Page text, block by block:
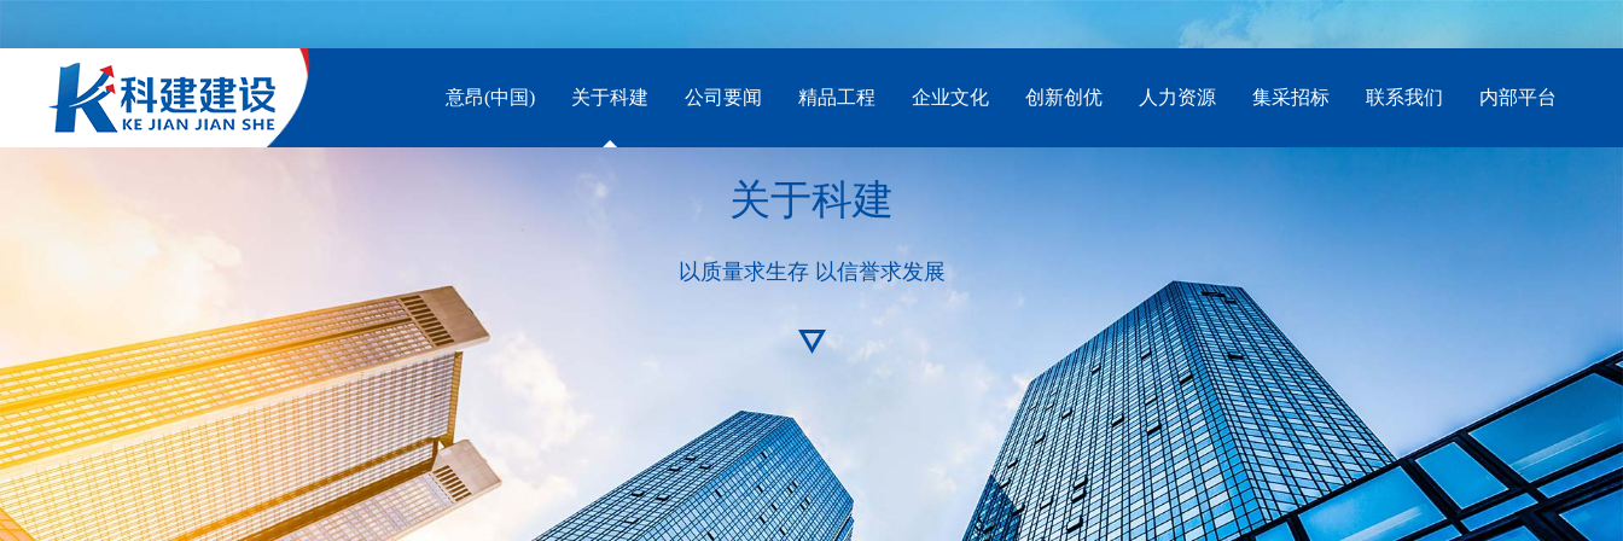
内部平台
联系我们
集采招标
人力资源
创新创优
企业文化
精品工程
公司要闻
关于科建
意昂(中国)
关于科建
以质量求生存 以信誉求发展